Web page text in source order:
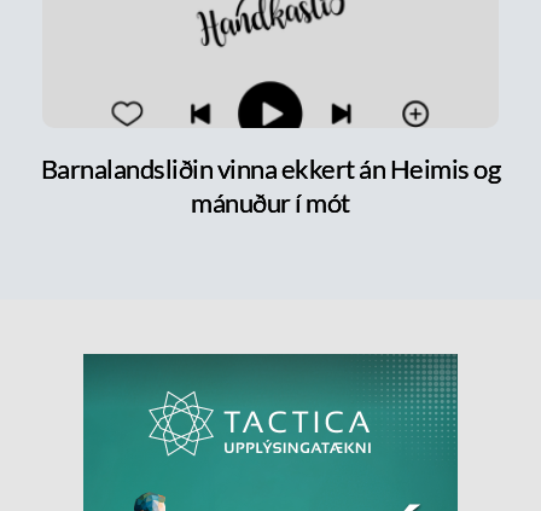
Barnalandsliðin vinna ekkert án Heimis og
mánuður í mót